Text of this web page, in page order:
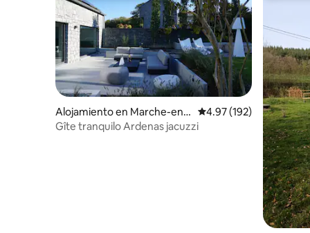
Alojamiento en Marche-en-
Famenne
Calificación promedio:
4.97 (192)
Gîte tranquilo Ardenas jacuzzi